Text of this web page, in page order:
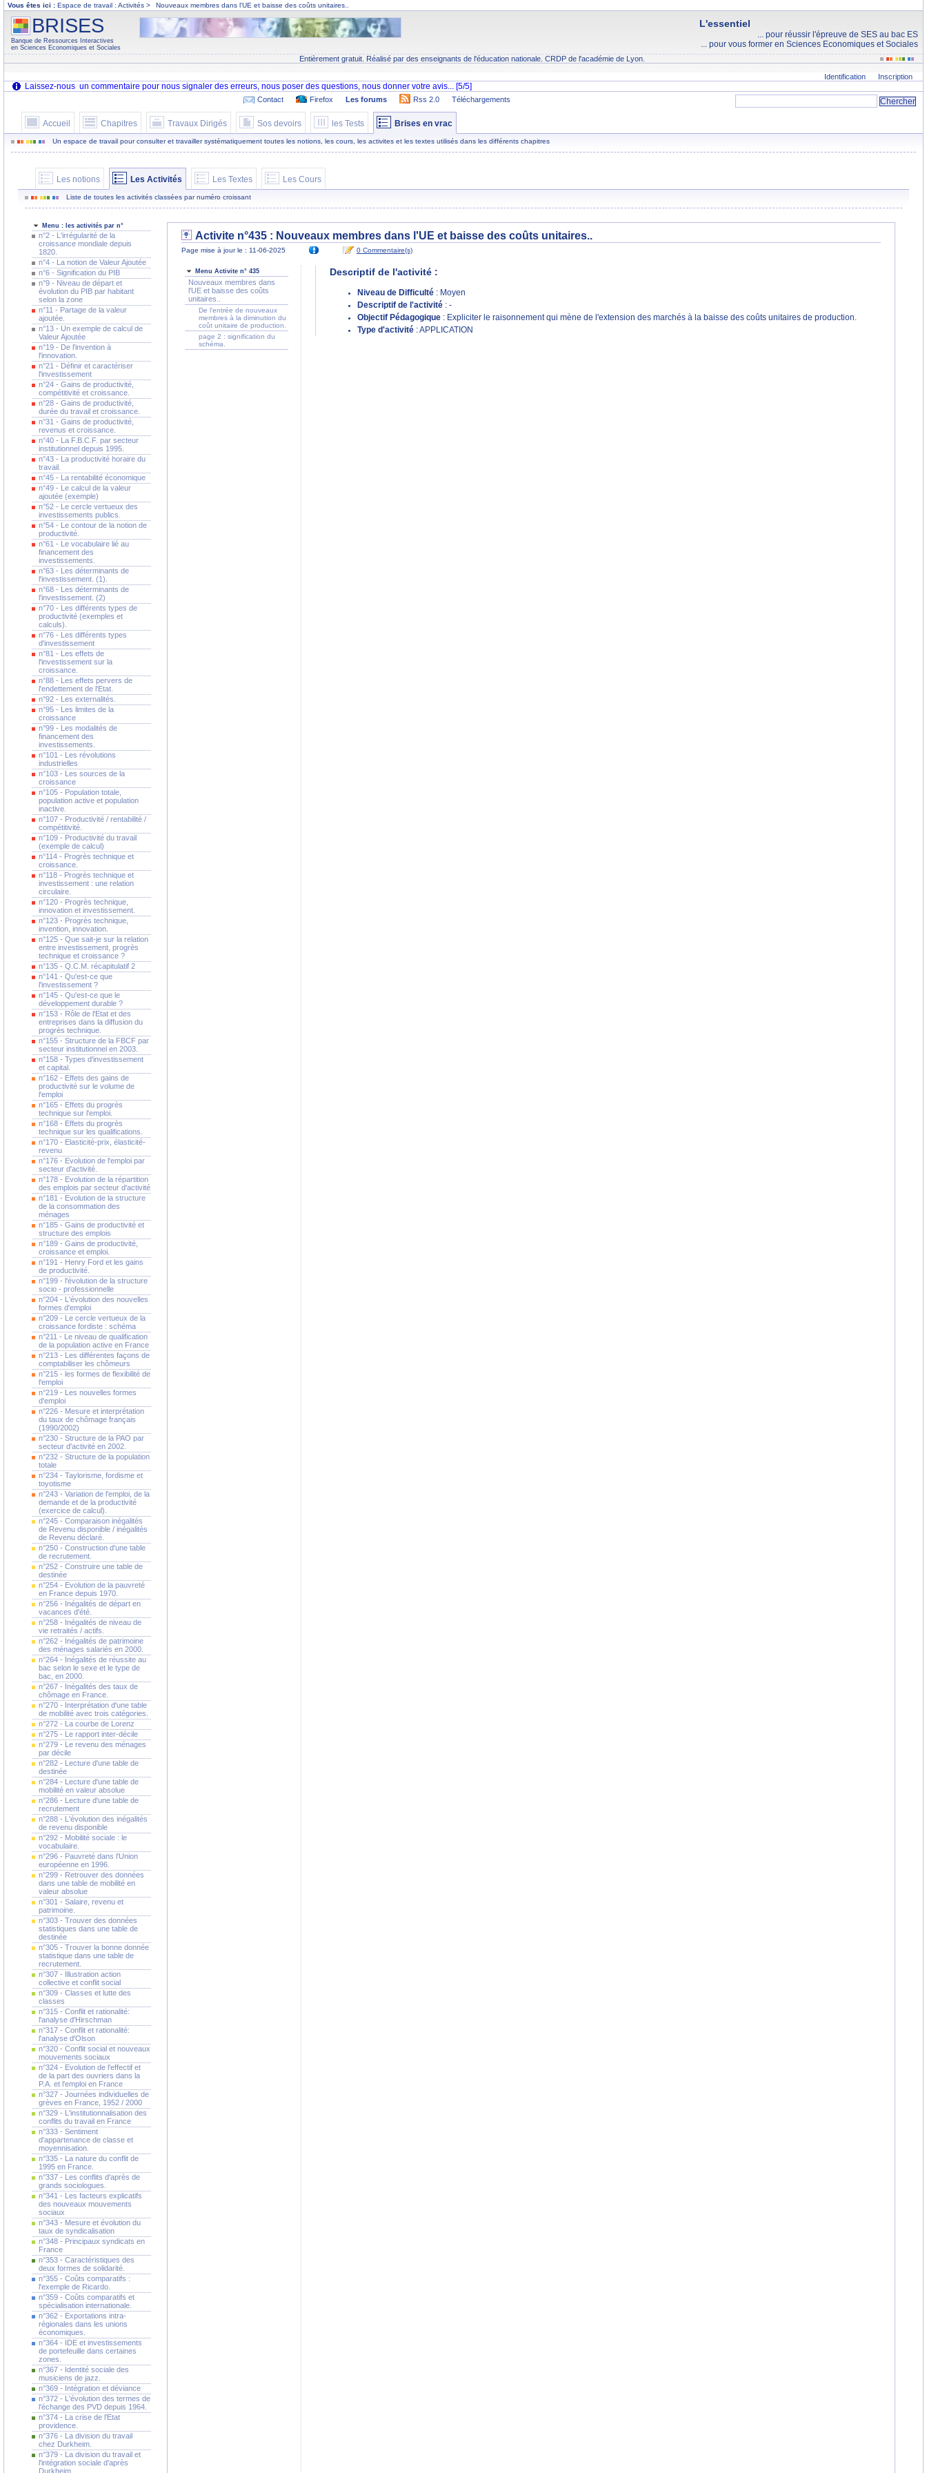
Vous êtes ici : Espace de travail : Activités > Nouveaux membres dans l'UE et baisse des coûts unitaires..
L'essentiel
... pour réussir l'épreuve de SES au bac ES
... pour vous former en Sciences Economiques et Sociales
BRISES
Banque de Ressources Interactives
en Sciences Economiques et Sociales
Entièrement gratuit. Réalisé par des enseignants de l'éducation nationale. CRDP de l'académie de Lyon.
Identification Inscription
Contact Firefox Les forums Rss 2.0 Téléchargements
Accueil Chapitres Travaux Dirigés Sos devoirs les Tests Brises en vrac
Un espace de travail pour consulter et travailler systématiquement toutes les notions, les cours, les activites et les textes utilisés dans les différents chapitres
Les notions Les Activités Les Textes Les Cours
Liste de toutes les activités classées par numéro croissant
Menu : les activités par n°
n°2 - L'irrégularité de la
croissance mondiale depuis
1820.
n°4 - La notion de Valeur Ajoutée
n°6 - Signification du PIB
n°9 - Niveau de départ et
évolution du PIB par habitant
selon la zone
n°11 - Partage de la valeur
ajoutée.
n°13 - Un exemple de calcul de
Valeur Ajoutée
n°19 - De l'invention à
l'innovation.
n°21 - Définir et caractériser
l'investissement
n°24 - Gains de productivité,
compétitivité et croissance.
n°28 - Gains de productivité,
durée du travail et croissance.
n°31 - Gains de productivité,
revenus et croissance.
n°40 - La F.B.C.F. par secteur
institutionnel depuis 1995.
n°43 - La productivité horaire du
travail.
n°45 - La rentabilité économique
n°49 - Le calcul de la valeur
ajoutée (exemple)
n°52 - Le cercle vertueux des
investissements publics.
n°54 - Le contour de la notion de
productivité.
n°61 - Le vocabulaire lié au
financement des
investissements.
n°63 - Les déterminants de
l'investissement. (1).
n°68 - Les déterminants de
l'investissement. (2)
n°70 - Les différents types de
productivité (exemples et
calculs).
n°76 - Les différents types
d'investissement
n°81 - Les effets de
l'investissement sur la
croissance.
n°88 - Les effets pervers de
l'endettement de l'Etat.
n°92 - Les externalités.
n°95 - Les limites de la
croissance
n°99 - Les modalités de
financement des
investissements.
n°101 - Les révolutions
industrielles
n°103 - Les sources de la
croissance
n°105 - Population totale,
population active et population
inactive.
n°107 - Productivité / rentabilité /
compétitivité.
n°109 - Productivité du travail
(exemple de calcul)
n°114 - Progrès technique et
croissance.
n°118 - Progrès technique et
investissement : une relation
circulaire.
n°120 - Progrès technique,
innovation et investissement.
n°123 - Progrès technique,
invention, innovation.
n°125 - Que sait-je sur la relation
entre investissement, progrès
technique et croissance ?
n°135 - Q.C.M. récapitulatif 2
n°141 - Qu'est-ce que
l'investissement ?
n°145 - Qu'est-ce que le
développement durable ?
n°153 - Rôle de l'Etat et des
entreprises dans la diffusion du
progrès technique.
n°155 - Structure de la FBCF par
secteur institutionnel en 2003.
n°158 - Types d'investissement
et capital.
n°162 - Effets des gains de
productivité sur le volume de
l'emploi
n°165 - Effets du progrès
technique sur l'emploi.
n°168 - Effets du progrès
technique sur les qualifications.
n°170 - Elasticité-prix, élasticité-
revenu
n°176 - Evolution de l'emploi par
secteur d'activité.
n°178 - Evolution de la répartition
des emplois par secteur d'activité
n°181 - Evolution de la structure
de la consommation des
ménages
n°185 - Gains de productivité et
structure des emplois
n°189 - Gains de productivité,
croissance et emploi.
n°191 - Henry Ford et les gains
de productivité.
n°199 - l'évolution de la structure
socio - professionnelle
n°204 - L'évolution des nouvelles
formes d'emploi
n°209 - Le cercle vertueux de la
croissance fordiste : schéma
n°211 - Le niveau de qualification
de la population active en France
n°213 - Les différentes façons de
comptabiliser les chômeurs
n°215 - les formes de flexibilité de
l'emploi
n°219 - Les nouvelles formes
d'emploi
n°226 - Mesure et interprétation
du taux de chômage français
(1990/2002)
n°230 - Structure de la PAO par
secteur d'activité en 2002.
n°232 - Structure de la population
totale
n°234 - Taylorisme, fordisme et
toyotisme
n°243 - Variation de l'emploi, de la
demande et de la productivité
(exercice de calcul).
n°245 - Comparaison inégalités
de Revenu disponible / inégalités
de Revenu déclaré.
n°250 - Construction d'une table
de recrutement.
n°252 - Construire une table de
destinée
n°254 - Evolution de la pauvreté
en France depuis 1970.
n°256 - Inégalités de départ en
vacances d'été.
n°258 - Inégalités de niveau de
vie retraités / actifs.
n°262 - Inégalités de patrimoine
des ménages salariés en 2000.
n°264 - Inégalités de réussite au
bac selon le sexe et le type de
bac, en 2000.
n°267 - Inégalités des taux de
chômage en France.
n°270 - Interprétation d'une table
de mobilité avec trois catégories.
n°272 - La courbe de Lorenz
n°275 - Le rapport inter-décile
n°279 - Le revenu des ménages
par décile
n°282 - Lecture d'une table de
destinée
n°284 - Lecture d'une table de
mobilité en valeur absolue
n°286 - Lecture d'une table de
recrutement
n°288 - L'évolution des inégalités
de revenu disponible
n°292 - Mobilité sociale : le
vocabulaire.
n°296 - Pauvreté dans l'Union
européenne en 1996.
n°299 - Retrouver des données
dans une table de mobilité en
valeur absolue
n°301 - Salaire, revenu et
patrimoine.
n°303 - Trouver des données
statistiques dans une table de
destinée
n°305 - Trouver la bonne donnée
statistique dans une table de
recrutement.
n°307 - Illustration action
collective et conflit social
n°309 - Classes et lutte des
classes
n°315 - Conflit et rationalité:
l'analyse d'Hirschman
n°317 - Conflit et rationalité:
l'analyse d'Olson
n°320 - Conflit social et nouveaux
mouvements sociaux
n°324 - Evolution de l'effectif et
de la part des ouvriers dans la
P.A. et l'emploi en France
n°327 - Journées individuelles de
grèves en France, 1952 / 2000
n°329 - L'institutionnalisation des
conflits du travail en France
n°333 - Sentiment
d'appartenance de classe et
moyennisation.
n°335 - La nature du conflit de
1995 en France.
n°337 - Les conflits d'après de
grands sociologues.
n°341 - Les facteurs explicatifs
des nouveaux mouvements
sociaux
n°343 - Mesure et évolution du
taux de syndicalisation
n°348 - Principaux syndicats en
France
n°353 - Caractéristiques des
deux formes de solidarité.
n°355 - Coûts comparatifs :
l'exemple de Ricardo.
n°359 - Coûts comparatifs et
spécialisation internationale.
n°362 - Exportations intra-
régionales dans les unions
économiques.
n°364 - IDE et investissements
de portefeuille dans certaines
zones.
n°367 - Identité sociale des
musiciens de jazz.
n°369 - Intégration et déviance
n°372 - L'évolution des termes de
l'échange des PVD depuis 1964.
n°374 - La crise de l'Etat
providence.
n°376 - La division du travail
chez Durkheim.
n°379 - La division du travail et
l'intégration sociale d'après
Durkheim.
Activite n°435 : Nouveaux membres dans l'UE et baisse des coûts unitaires..
Page mise à jour le : 11-06-2025 0 Commentaire(s)
Menu Activite n° 435
Nouveaux membres dans
l'UE et baisse des coûts
unitaires..
De l'entrée de nouveaux
membres à la diminution du
coût unitaire de production.
page 2 : signification du
schéma.
Descriptif de l'activité :
Niveau de Difficulté : Moyen
Descriptif de l'activité : -
Objectif Pédagogique: Expliciter le raisonnement qui mène de l'extension des marchés à la baisse des coûts unitaires de production.
Type d'activité : APPLICATION